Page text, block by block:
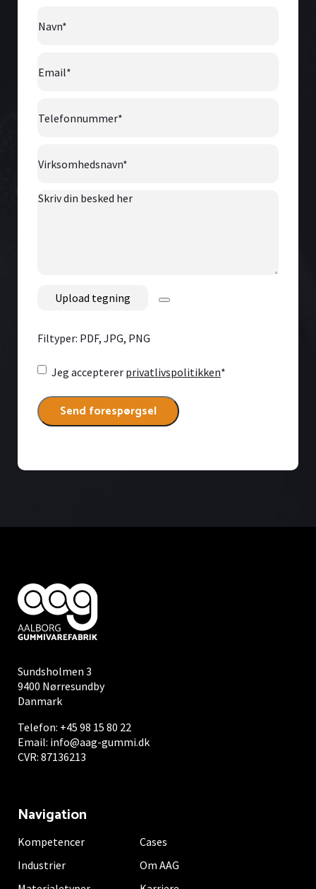
Skriv
Filtyper: PDF, JPG, PNG
Consent*
Jeg accepterer privatlivspolitikken*
Sundsholmen 3
9400 Nørresundby
Danmark
Telefon: +45 98 15 80 22
Email: info@aag-gummi.dk
CVR: 87136213
Navigation
Kompetencer
Industrier
Cases
Om AAG